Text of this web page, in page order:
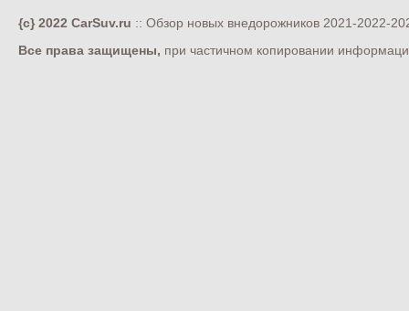
{c} 2022 CarSuv.ru :: Обзор новых внедорожников 2021-2022-
Все права защищены, при частичном копировании